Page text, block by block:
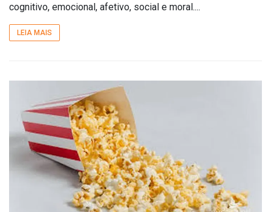
cognitivo, emocional, afetivo, social e moral....
LEIA MAIS